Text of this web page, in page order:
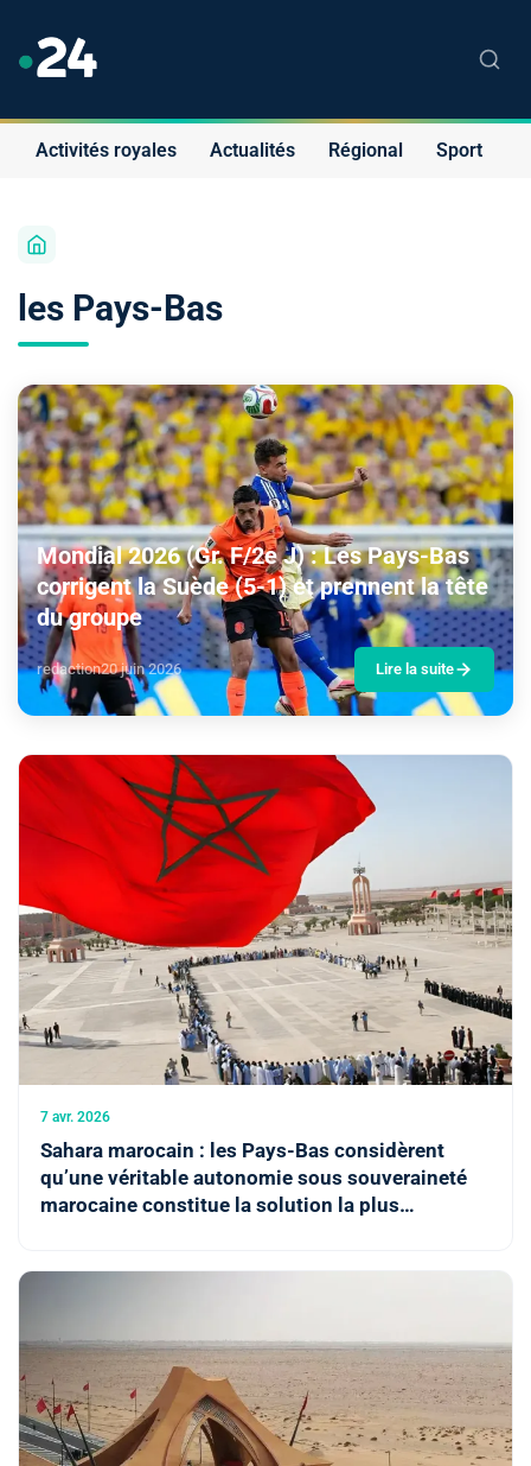
Activités royales Actualités Régional Sport
les Pays-Bas
Mondial 2026 (Gr. F/2e J) : Les Pays-Bas
corrigent la Suède (5-1) et prennent la tête
du groupe
redaction20 juin 2026 Lire la suite
7 avr. 2026
Sahara marocain : les Pays-Bas considèrent
qu’une véritable autonomie sous souveraineté
marocaine constitue la solution la plus